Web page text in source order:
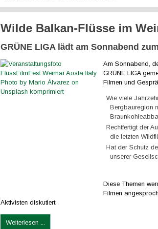
Wilde Balkan-Flüsse im
GRÜNE LIGA lädt am Sonnabend
Am Sonnabend,
GRÜNE LIGA
Filmen und
Wie viele
Bergbauregion
Rechtfertigt der
die letzten
Hat der Schutz
unserer
Diese Themen
Filmen
Aktivisten diskutiert.
Weiterlesen ...